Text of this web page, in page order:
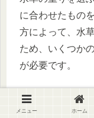
に合わせたもの
方によって、水
ため、いくつか
が必要です。
まず、 素材の安全
メニュー ホーム